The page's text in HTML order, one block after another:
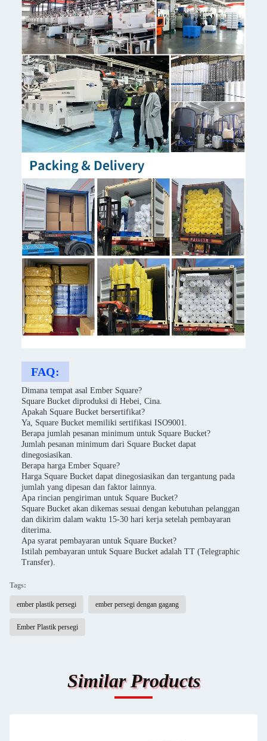
FAQ:
Dimana tempat asal Ember Square?
Square Bucket diproduksi di Hebei, Cina.
Apakah Square Bucket bersertifikat?
Ya, Square Bucket memiliki sertifikasi ISO9001.
Berapa jumlah pesanan minimum untuk Square Bucket?
Jumlah pesanan minimum dari Square Bucket dapat
dinegosiasikan.
Berapa harga Ember Square?
Harga Square Bucket dapat dinegosiasikan dan tergantung pada
jumlah yang dipesan dan faktor lainnya.
Apa rincian pengiriman untuk Square Bucket?
Square Bucket akan dikemas sesuai dengan kebutuhan pelanggan
dan dikirim dalam waktu 15-30 hari kerja setelah pembayaran
diterima.
Apa syarat pembayaran untuk Square Bucket?
Istilah pembayaran untuk Square Bucket adalah TT (Telegraphic
Transfer).
Tags:
ember plastik persegi ember persegi dengan gagang
Ember Plastik persegi
Similar Products